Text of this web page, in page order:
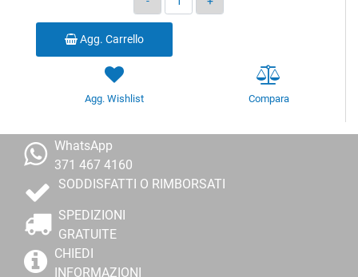
Agg. Carrello
Agg. Wishlist Compara
WhatsApp
371 467 4160
SODDISFATTI O RIMBORSATI
SPEDIZIONI
GRATUITE
CHIEDI
INFORMAZIONI